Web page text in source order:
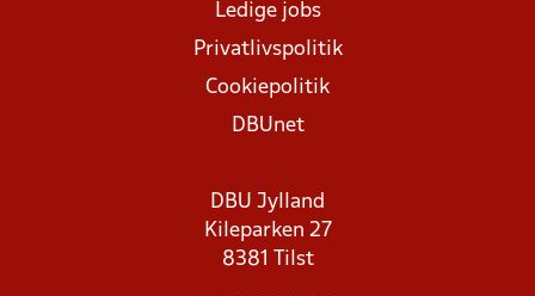
Ledige jobs
Privatlivspolitik
Cookiepolitik
DBUnet
DBU Jylland
Kileparken 27
8381 Tilst